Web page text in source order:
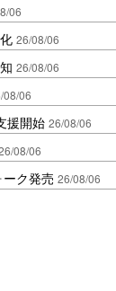
06
26/08/06
26/08/06
08/06
援開始 26/08/06
08/06
ク発売 26/08/06